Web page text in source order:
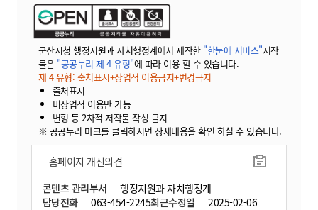
군산시청 행정지원과 자치행정계에서 제작한 "한눈에 서비스"저작
물은 "공공누리 제 4 유형"에 따라 이용 할 수 있습니다.
제 4 유형: 출처표시+상업적 이용금지+변경금지
출처표시
비상업적 이용만 가능
변형 등 2차적 저작물 작성 금지
※ 공공누리 마크를 클릭하시면 상세내용을 확인 하실 수 있습니다.
콘텐츠 관리부서
행정지원과 자치행정계
담당전화
063-454-2245최근수정일 2025-02-06
홈페이지 개선의견